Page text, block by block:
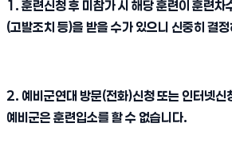
1. 훈련신청 후 미참가 시 해당 훈련이 훈련차
(고발조치 등)을 받을 수가 있으니 신중히 결
2. 예비군연대 방문(전화)신청 또는 인터넷신
예비군은 훈련입소를 할 수 없습니다.